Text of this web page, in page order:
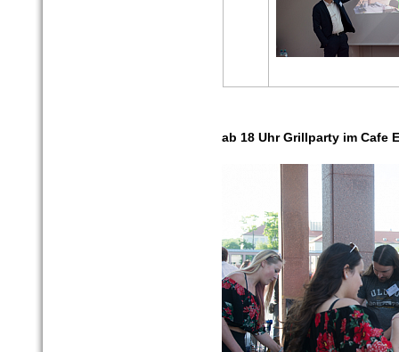
ab 18 Uhr Grillparty im Cafe